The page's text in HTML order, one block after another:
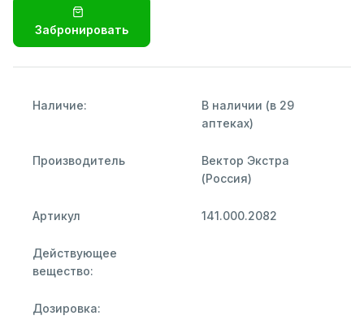
Забронировать
Наличие:
В наличии (в 29
аптеках)
Производитель
Вектор Экстра
(Россия)
Артикул 141.000.2082
Действующее
вещество:
Дозировка: